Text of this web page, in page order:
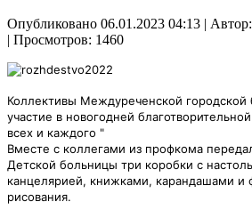
Опубликовано 06.01.2023 04:13 |
| Просмотров: 1460
Коллективы Междуреченской городской
участие в новогодней
всех и каждого "
Вместе с коллегами из профкома
Детской больницы три коробки с
канцелярией, книжками, карандашами и
рисования.